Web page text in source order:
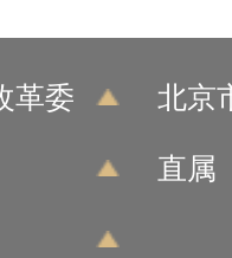
革委 北京
直属